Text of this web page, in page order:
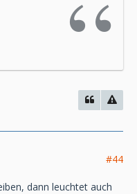
#44
dann leuchtet auch